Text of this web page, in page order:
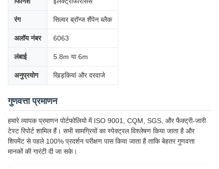
रंग सिल्वर ब्रॉन्ज शैंपेन ब्लैक
अलॉय नंबर 6063
लंबाई 5.8m या 6m
अनुप्रयोग खिड़कियां और दरवाजे
गुणवत्ता प्रमाणन
हमारे व्यापक प्रमाणन पोर्टफोलियो में ISO 9001, CQM, SGS, और फैक्ट्री-जारी
टेस्ट रिपोर्ट शामिल हैं। सभी सामग्रियों का स्पेक्ट्रल विश्लेषण किया जाता है और
शिपमेंट से पहले 100% प्रदर्शन परीक्षण पास किया जाता है ताकि बेहतर गुणवत्ता
मानकों की गारंटी दी जा सके।